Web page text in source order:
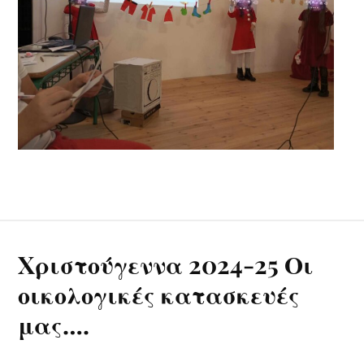
Xριστούγεννα 2024-25 Οι
οικολογικές κατασκευές
μας….